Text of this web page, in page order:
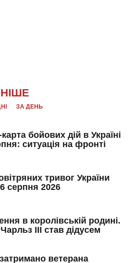
ЗА ДЕНЬ
бойових дій в Україні
ситуація на фронті
тривог України
серпня 2026
в королівській родині.
III став дідусем
ветерана